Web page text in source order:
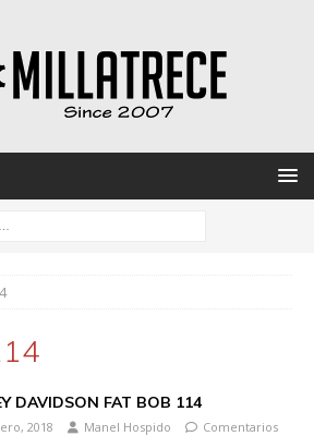
DAVIDSON FAT BOB 114
2018 Manel Hospido
Comentarios